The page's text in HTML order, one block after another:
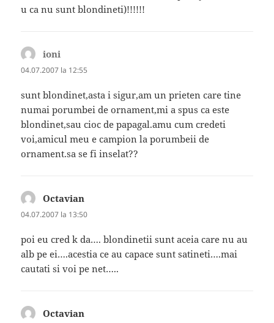
u ca nu sunt blondineti)!!!!!!
ioni
04.07.2007 la 12:55
sunt blondinet,asta i sigur,am un prieten care tine
numai porumbei de ornament,mi a spus ca este
blondinet,sau cioc de papagal.amu cum credeti
voi,amicul meu e campion la porumbeii de
ornament.sa se fi inselat??
Octavian
04.07.2007 la 13:50
poi eu cred k da…. blondinetii sunt aceia care nu au
alb pe ei….acestia ce au capace sunt satineti….mai
cautati si voi pe net…..
Octavian